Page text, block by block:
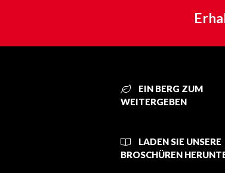
EIN BERG ZUM
WEITERGEBEN
LADEN SIE UNSERE
BROSCHÜREN